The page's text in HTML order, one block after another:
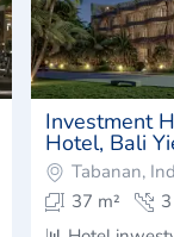
Investment
Hotel, Bali Yield up to 13–14%
per annum |
Affordable
entry Nuanu
Tabanan,
37 m²
3